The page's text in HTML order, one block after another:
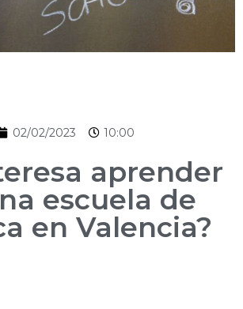
02/02/2023 10:00
aprender
escuela de
en Valencia?